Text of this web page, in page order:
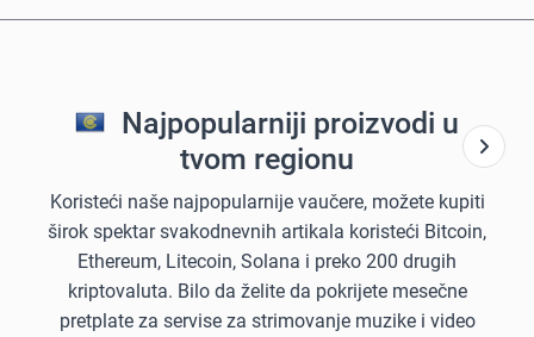
Najpopularniji proizvodi u
tvom regionu
Koristeći naše najpopularnije vaučere, možete kupiti
širok spektar svakodnevnih artikala koristeći Bitcoin,
Ethereum, Litecoin, Solana i preko 200 drugih
kriptovaluta. Bilo da želite da pokrijete mesečne
pretplate za servise za strimovanje muzike i video